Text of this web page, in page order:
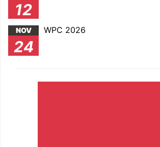
12
NOV
24
WPC 2026